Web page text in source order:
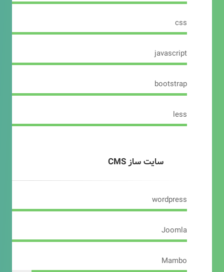
css
javascript
bootstrap
less
سایت ساز CMS
wordpress
Joomla
Mambo